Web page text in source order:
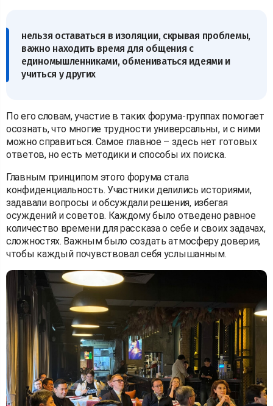
нельзя оставаться в изоляции, скрывая проблемы,
важно находить время для общения с
единомышленниками, обмениваться идеями и
учиться у других
По его словам, участие в таких форума-группах помогает
осознать, что многие трудности универсальны, и с ними
можно справиться. Самое главное – здесь нет готовых
ответов, но есть методики и способы их поиска.
Главным принципом этого форума стала
конфиденциальность. Участники делились историями,
задавали вопросы и обсуждали решения, избегая
осуждений и советов. Каждому было отведено равное
количество времени для рассказа о себе и своих задачах,
сложностях. Важным было создать атмосферу доверия,
чтобы каждый почувствовал себя услышанным.